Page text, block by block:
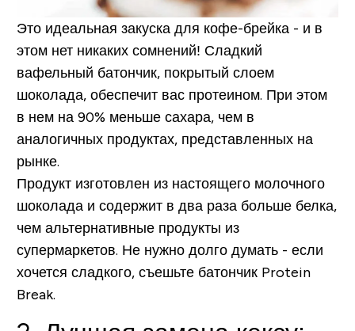
Это идеальная закуска для кофе-брейка - и в
этом нет никаких сомнений! Сладкий
вафельный батончик, покрытый слоем
шоколада, обеспечит вас протеином. При этом
в нем на 90% меньше сахара, чем в
аналогичных продуктах, представленных на
рынке.
Продукт изготовлен из настоящего молочного
шоколада и содержит в два раза больше белка,
чем альтернативные продукты из
супермаркетов. Не нужно долго думать - если
хочется сладкого, съешьте батончик Protein
Break.